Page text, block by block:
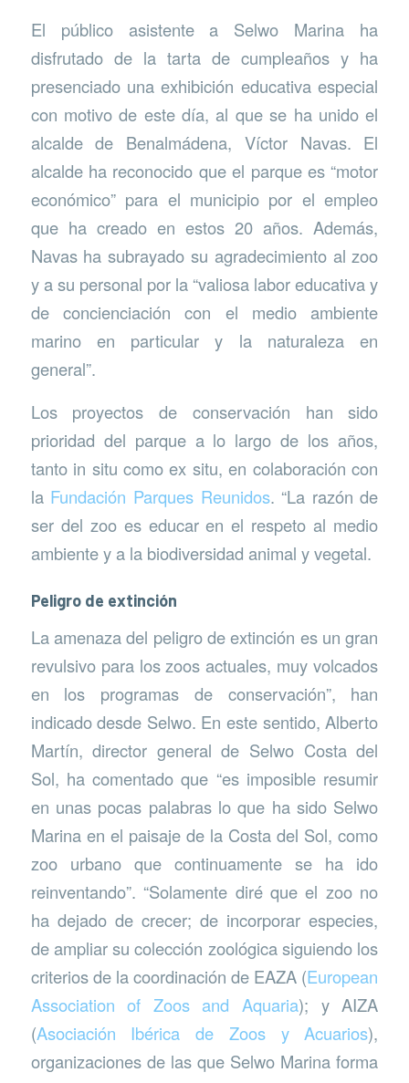
El público asistente a Selwo Marina ha
disfrutado de la tarta de cumpleaños y ha
presenciado una exhibición educativa especial
con motivo de este día, al que se ha unido el
alcalde de Benalmádena, Víctor Navas. El
alcalde ha reconocido que el parque es “motor
económico” para el municipio por el empleo
que ha creado en estos 20 años. Además,
Navas ha subrayado su agradecimiento al zoo
y a su personal por la “valiosa labor educativa y
de concienciación con el medio ambiente
marino en particular y la naturaleza en
general”.
Los proyectos de conservación han sido
prioridad del parque a lo largo de los años,
tanto in situ como ex situ, en colaboración con
la Fundación Parques Reunidos. “La razón de
ser del zoo es educar en el respeto al medio
ambiente y a la biodiversidad animal y vegetal.
Peligro de extinción
La amenaza del peligro de extinción es un gran
revulsivo para los zoos actuales, muy volcados
en los programas de conservación”, han
indicado desde Selwo. En este sentido, Alberto
Martín, director general de Selwo Costa del
Sol, ha comentado que “es imposible resumir
en unas pocas palabras lo que ha sido Selwo
Marina en el paisaje de la Costa del Sol, como
zoo urbano que continuamente se ha ido
reinventando”. “Solamente diré que el zoo no
ha dejado de crecer; de incorporar especies,
de ampliar su colección zoológica siguiendo los
criterios de la coordinación de EAZA (European
Association of Zoos and Aquaria); y AIZA
(Asociación Ibérica de Zoos y Acuarios),
organizaciones de las que Selwo Marina forma